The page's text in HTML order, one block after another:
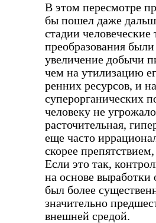
В этом пересмотре
бы пошел даже
стадии
преобразования
увеличение добычи
чем на утилизацию
ренних ресурсов, и
суперорганических
человеку не
расточительная,
еще часто
скорее
Если это так,
на основе
был более
значительно
внешней средой.